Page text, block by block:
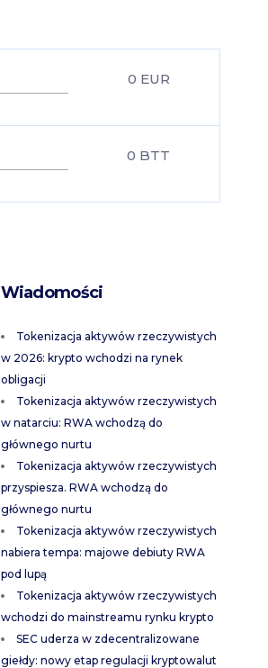
0 EUR
0 BTT
Wiadomości
Tokenizacja aktywów rzeczywistych
w 2026: krypto wchodzi na rynek
obligacji
Tokenizacja aktywów rzeczywistych
w natarciu: RWA wchodzą do
głównego nurtu
Tokenizacja aktywów rzeczywistych
przyspiesza. RWA wchodzą do
głównego nurtu
Tokenizacja aktywów rzeczywistych
nabiera tempa: majowe debiuty RWA
pod lupą
Tokenizacja aktywów rzeczywistych
wchodzi do mainstreamu rynku krypto
SEC uderza w zdecentralizowane
giełdy: nowy etap regulacji kryptowalut